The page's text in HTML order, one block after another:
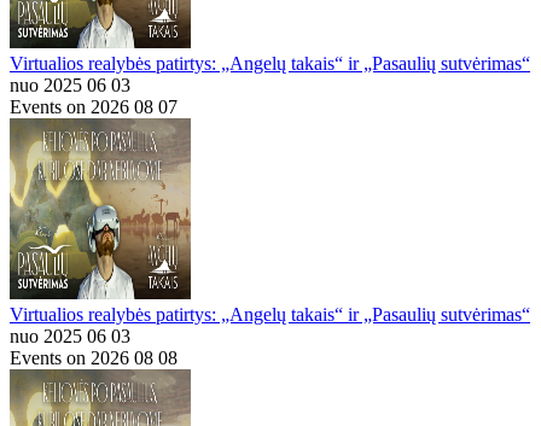
Virtualios realybės patirtys: „Angelų takais“ ir „Pasaulių sutvėrimas“
nuo 2025 06 03
Events on 2026 08 07
Virtualios realybės patirtys: „Angelų takais“ ir „Pasaulių sutvėrimas“
nuo 2025 06 03
Events on 2026 08 08